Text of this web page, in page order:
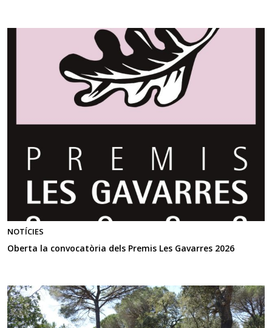
NOTÍCIES
Oberta la convocatòria dels Premis Les Gavarres 2026